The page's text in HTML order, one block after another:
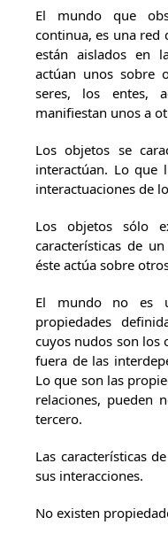
El mundo que
continua, es una red
están aislados en
actúan unos sobre
seres, los entes,
manifiestan unos a
Los objetos se
interactúan. Lo que
interactuaciones de
Los objetos sólo
características de
éste actúa sobre
El mundo no es
propiedades
cuyos nudos son los
fuera de las
Lo que son las
relaciones, pueden
tercero.
Las características
sus interacciones.
No existen